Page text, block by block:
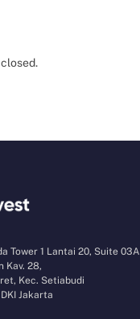
Tower 1 Lantai 20, Suite 03A
Kav. 28,
Kec. Setiabudi
Jakarta